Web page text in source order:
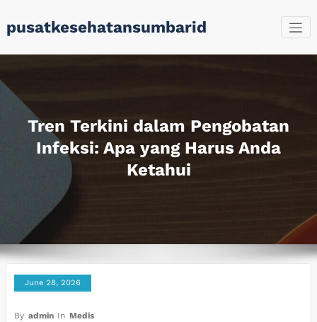
to
content
pusatkesehatansumbarid
Tren Terkini dalam Pengobatan
Infeksi: Apa yang Harus Anda
Ketahui
June 28, 2026
By admin In Medis